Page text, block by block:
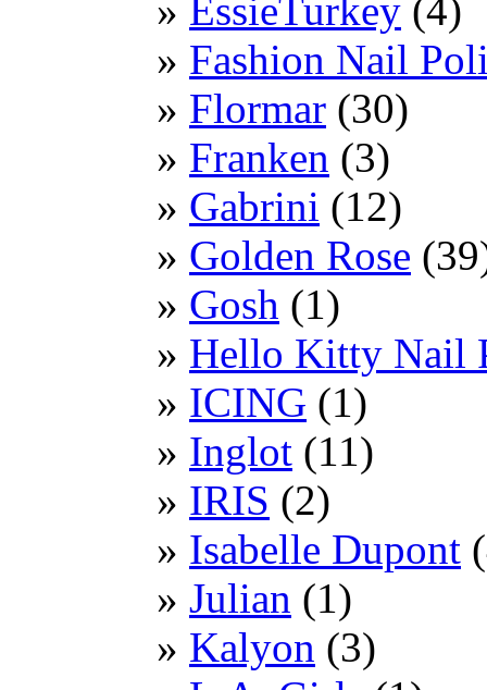
EssieTurkey (4)
Fashion Nail
Flormar (30)
Franken (3)
Gabrini (12)
Golden Rose
Gosh (1)
Hello Kitty Nail
ICING (1)
Inglot (11)
IRIS (2)
Isabelle Dupont
Julian (1)
Kalyon (3)